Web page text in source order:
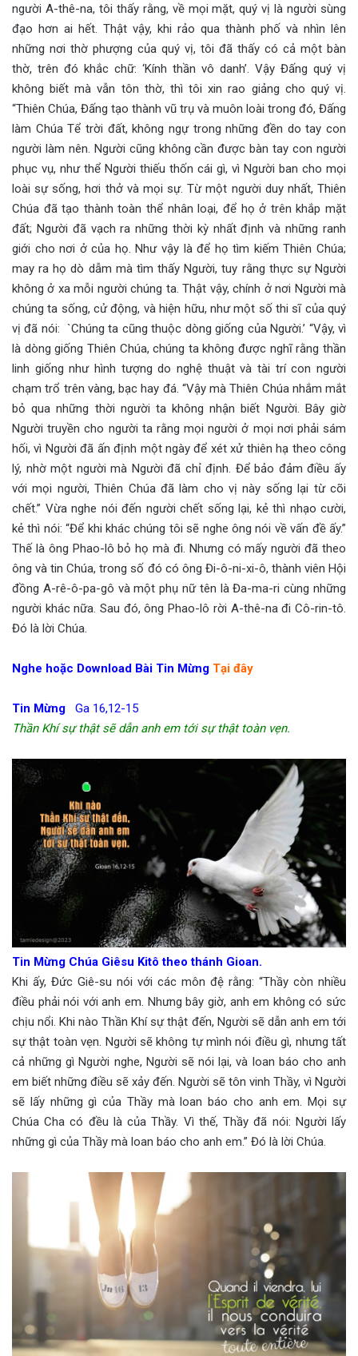
người A-thê-na, tôi thấy rằng, về mọi mặt, quý vị là người sùng
đạo hơn ai hết. Thật vậy, khi rảo qua thành phố và nhìn lên
những nơi thờ phượng của quý vị, tôi đã thấy có cả một bàn
thờ, trên đó khắc chữ: ‘Kính thần vô danh’. Vậy Đấng quý vị
không biết mà vẫn tôn thờ, thì tôi xin rao giảng cho quý vị.
“Thiên Chúa, Đấng tạo thành vũ trụ và muôn loài trong đó, Đấng
làm Chúa Tể trời đất, không ngự trong những đền do tay con
người làm nên. Người cũng không cần được bàn tay con người
phục vụ, như thể Người thiếu thốn cái gì, vì Người ban cho mọi
loài sự sống, hơi thở và mọi sự. Từ một người duy nhất, Thiên
Chúa đã tạo thành toàn thể nhân loại, để họ ở trên khắp mặt
đất; Người đã vạch ra những thời kỳ nhất định và những ranh
giới cho nơi ở của họ. Như vậy là để họ tìm kiếm Thiên Chúa;
may ra họ dò dẫm mà tìm thấy Người, tuy rằng thực sự Người
không ở xa mỗi người chúng ta. Thật vậy, chính ở nơi Người mà
chúng ta sống, cử động, và hiện hữu, như một số thi sĩ của quý
vị đã nói: `Chúng ta cũng thuộc dòng giống của Người.’ “Vậy, vì
là dòng giống Thiên Chúa, chúng ta không được nghĩ rằng thần
linh giống như hình tượng do nghệ thuật và tài trí con người
chạm trổ trên vàng, bạc hay đá. “Vậy mà Thiên Chúa nhắm mắt
bỏ qua những thời người ta không nhận biết Người. Bây giờ
Người truyền cho người ta rằng mọi người ở mọi nơi phải sám
hối, vì Người đã ấn định một ngày để xét xử thiên hạ theo công
lý, nhờ một người mà Người đã chỉ định. Để bảo đảm điều ấy
với mọi người, Thiên Chúa đã làm cho vị này sống lại từ cõi
chết.” Vừa nghe nói đến người chết sống lại, kẻ thì nhạo cười,
kẻ thì nói: “Để khi khác chúng tôi sẽ nghe ông nói về vấn đề ấy.”
Thế là ông Phao-lô bỏ họ mà đi. Nhưng có mấy người đã theo
ông và tin Chúa, trong số đó có ông Đi-ô-ni-xi-ô, thành viên Hội
đồng A-rê-ô-pa-gô và một phụ nữ tên là Đa-ma-ri cùng những
người khác nữa. Sau đó, ông Phao-lô rời A-thê-na đi Cô-rin-tô.
Đó là lời Chúa.
Nghe hoặc Download Bài Tin Mừng Tại đây
Tin Mừng Ga 16,12-15
Thần Khí sự thật sẽ dẫn anh em tới sự thật toàn vẹn.
Tin Mừng Chúa Giêsu Kitô theo thánh Gioan.
Khi ấy, Đức Giê-su nói với các môn đệ rằng: “Thầy còn nhiều
điều phải nói với anh em. Nhưng bây giờ, anh em không có sức
chịu nổi. Khi nào Thần Khí sự thật đến, Người sẽ dẫn anh em tới
sự thật toàn vẹn. Người sẽ không tự mình nói điều gì, nhưng tất
cả những gì Người nghe, Người sẽ nói lại, và loan báo cho anh
em biết những điều sẽ xảy đến. Người sẽ tôn vinh Thầy, vì Người
sẽ lấy những gì của Thầy mà loan báo cho anh em. Mọi sự
Chúa Cha có đều là của Thầy. Vì thế, Thầy đã nói: Người lấy
những gì của Thầy mà loan báo cho anh em.” Đó là lời Chúa.